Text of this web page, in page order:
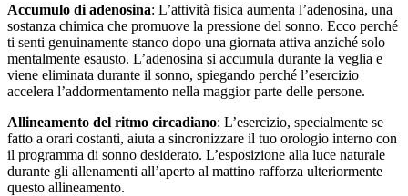
Accumulo di adenosina: L’attività fisica aumenta l’adenosina, una
sostanza chimica che promuove la pressione del sonno. Ecco perché
ti senti genuinamente stanco dopo una giornata attiva anziché solo
mentalmente esausto. L’adenosina si accumula durante la veglia e
viene eliminata durante il sonno, spiegando perché l’esercizio
accelera l’addormentamento nella maggior parte delle persone.
Allineamento del ritmo circadiano: L’esercizio, specialmente se
fatto a orari costanti, aiuta a sincronizzare il tuo orologio interno con
il programma di sonno desiderato. L’esposizione alla luce naturale
durante gli allenamenti all’aperto al mattino rafforza ulteriormente
questo allineamento.